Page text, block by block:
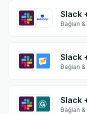
Slack
Bağlan
Bağlan
Slack
Bağlan